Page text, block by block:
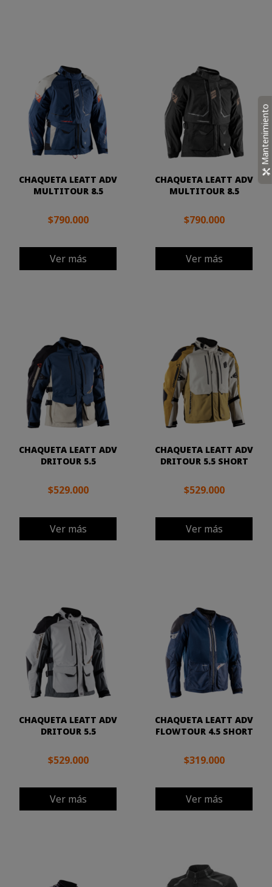
CHAQUETA LEATT ADV
MULTITOUR 8.5
$790.000
Ver más
CHAQUETA LEATT ADV
MULTITOUR 8.5
$790.000
Ver más
CHAQUETA LEATT ADV
DRITOUR 5.5
$529.000
Ver más
CHAQUETA LEATT ADV
DRITOUR 5.5 SHORT
$529.000
Ver más
CHAQUETA LEATT ADV
DRITOUR 5.5
$529.000
Ver más
CHAQUETA LEATT ADV
FLOWTOUR 4.5 SHORT
$319.000
Ver más
Mantenimiento